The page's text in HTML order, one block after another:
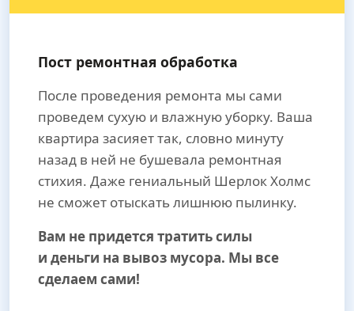
Пост ремонтная обработка
После проведения ремонта мы сами
проведем сухую и влажную уборку. Ваша
квартира засияет так, словно минуту
назад в ней не бушевала ремонтная
стихия. Даже гениальный Шерлок Холмс
не сможет отыскать лишнюю пылинку.
Вам не придется тратить силы
и деньги на вывоз мусора. Мы все
сделаем сами!